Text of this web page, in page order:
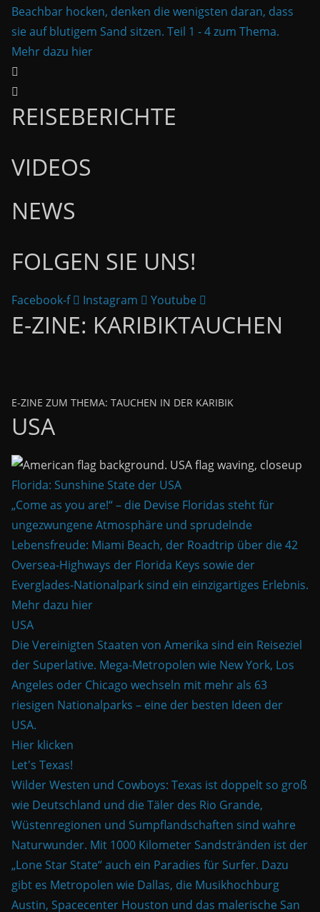
Beachbar hocken, denken die wenigsten daran, dass
sie auf blutigem Sand sitzen. Teil 1 - 4 zum Thema.
Mehr dazu hier
REISEBERICHTE
VIDEOS
NEWS
FOLGEN SIE UNS!
Facebook-f Instagram Youtube
E-ZINE: KARIBIKTAUCHEN
E-ZINE ZUM THEMA: TAUCHEN IN DER KARIBIK
USA
Florida: Sunshine State der USA
„Come as you are!“ – die Devise Floridas steht für
ungezwungene Atmosphäre und sprudelnde
Lebensfreude: Miami Beach, der Roadtrip über die 42
Oversea-Highways der Florida Keys sowie der
Everglades-Nationalpark sind ein einzigartiges Erlebnis.
Mehr dazu hier
USA
Die Vereinigten Staaten von Amerika sind ein Reiseziel
der Superlative. Mega-Metropolen wie New York, Los
Angeles oder Chicago wechseln mit mehr als 63
riesigen Nationalparks – eine der besten Ideen der
USA.
Hier klicken
Let's Texas!
Wilder Westen und Cowboys: Texas ist doppelt so groß
wie Deutschland und die Täler des Rio Grande,
Wüstenregionen und Sumpflandschaften sind wahre
Naturwunder. Mit 1000 Kilometer Sandstränden ist der
„Lone Star State“ auch ein Paradies für Surfer. Dazu
gibt es Metropolen wie Dallas, die Musikhochburg
Austin, Spacecenter Houston und das malerische San